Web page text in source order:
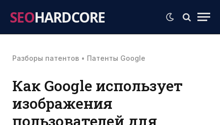
SEOHARDCORE
Разборы патентов • Патенты Google
Как Google использует
изображения
пользователей для